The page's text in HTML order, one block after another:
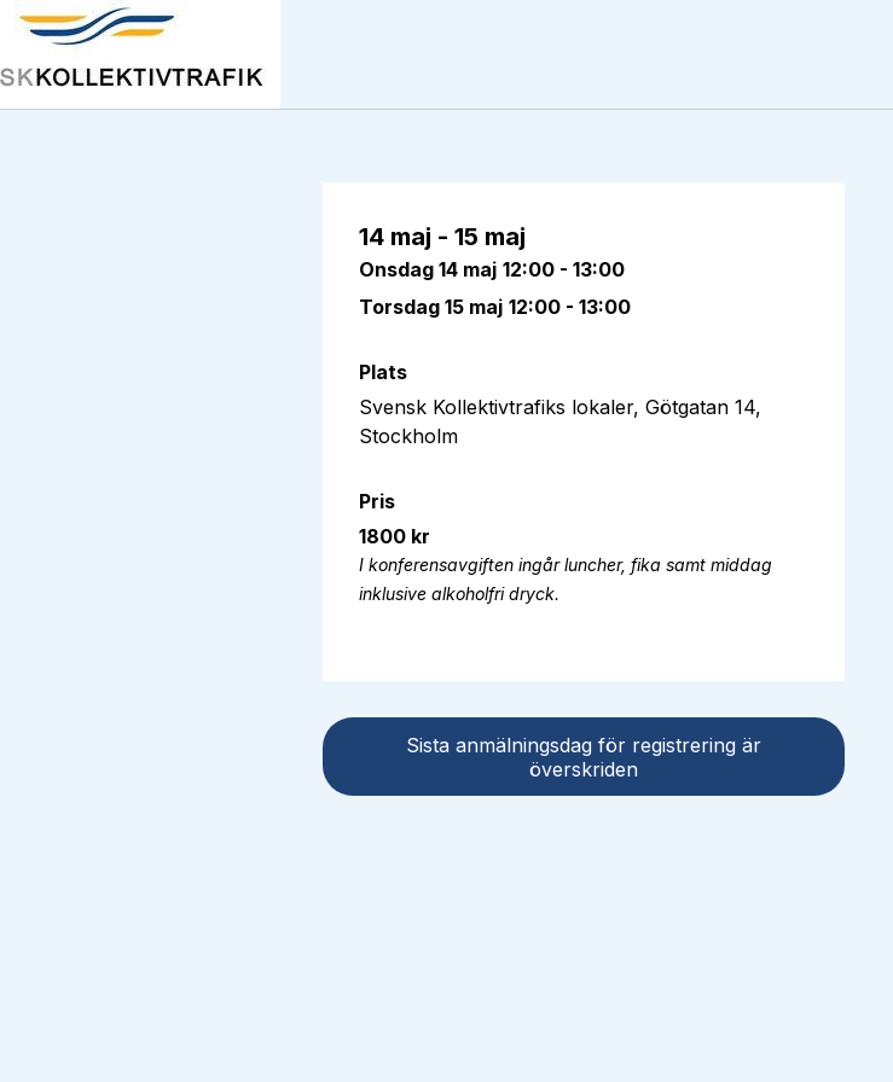
14 maj - 15 maj
Onsdag 14 maj 12:00 - 13:00
Torsdag 15 maj 12:00 - 13:00
Plats
Svensk Kollektivtrafiks lokaler, Götgatan 14,
Stockholm
Pris
1800 kr
I konferensavgiften ingår luncher, fika samt middag
inklusive alkoholfri dryck.
Sista anmälningsdag för registrering är
överskriden